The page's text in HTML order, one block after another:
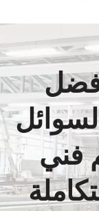
فني